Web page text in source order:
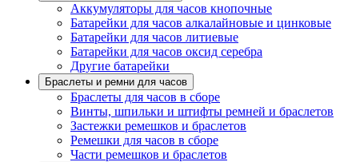
Аккумуляторы для часов кнопочные
Батарейки для часов алкалайновые и цинковые
Батарейки для часов литиевые
Батарейки для часов оксид серебра
Другие батарейки
Браслеты и ремни для часов
Браслеты для часов в сборе
Винты, шпильки и штифты ремней и браслетов
Застежки ремешков и браслетов
Ремешки для часов в сборе
Части ремешков и браслетов